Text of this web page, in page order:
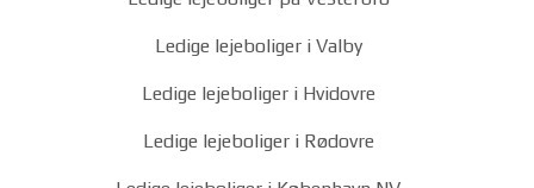
Ledige lejeboliger i Valby
Ledige lejeboliger i Hvidovre
Ledige lejeboliger i Rødovre